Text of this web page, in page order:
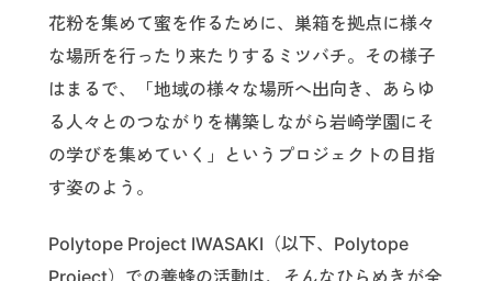
花粉を集めて蜜を作るために、巣箱を拠点に様々
な場所を行ったり来たりするミツバチ。その様子
はまるで、「地域の様々な場所へ出向き、あらゆ
る人々とのつながりを構築しながら岩崎学園にそ
の学びを集めていく」というプロジェクトの目指
す姿のよう。
Polytope Project IWASAKI（以下、Polytope